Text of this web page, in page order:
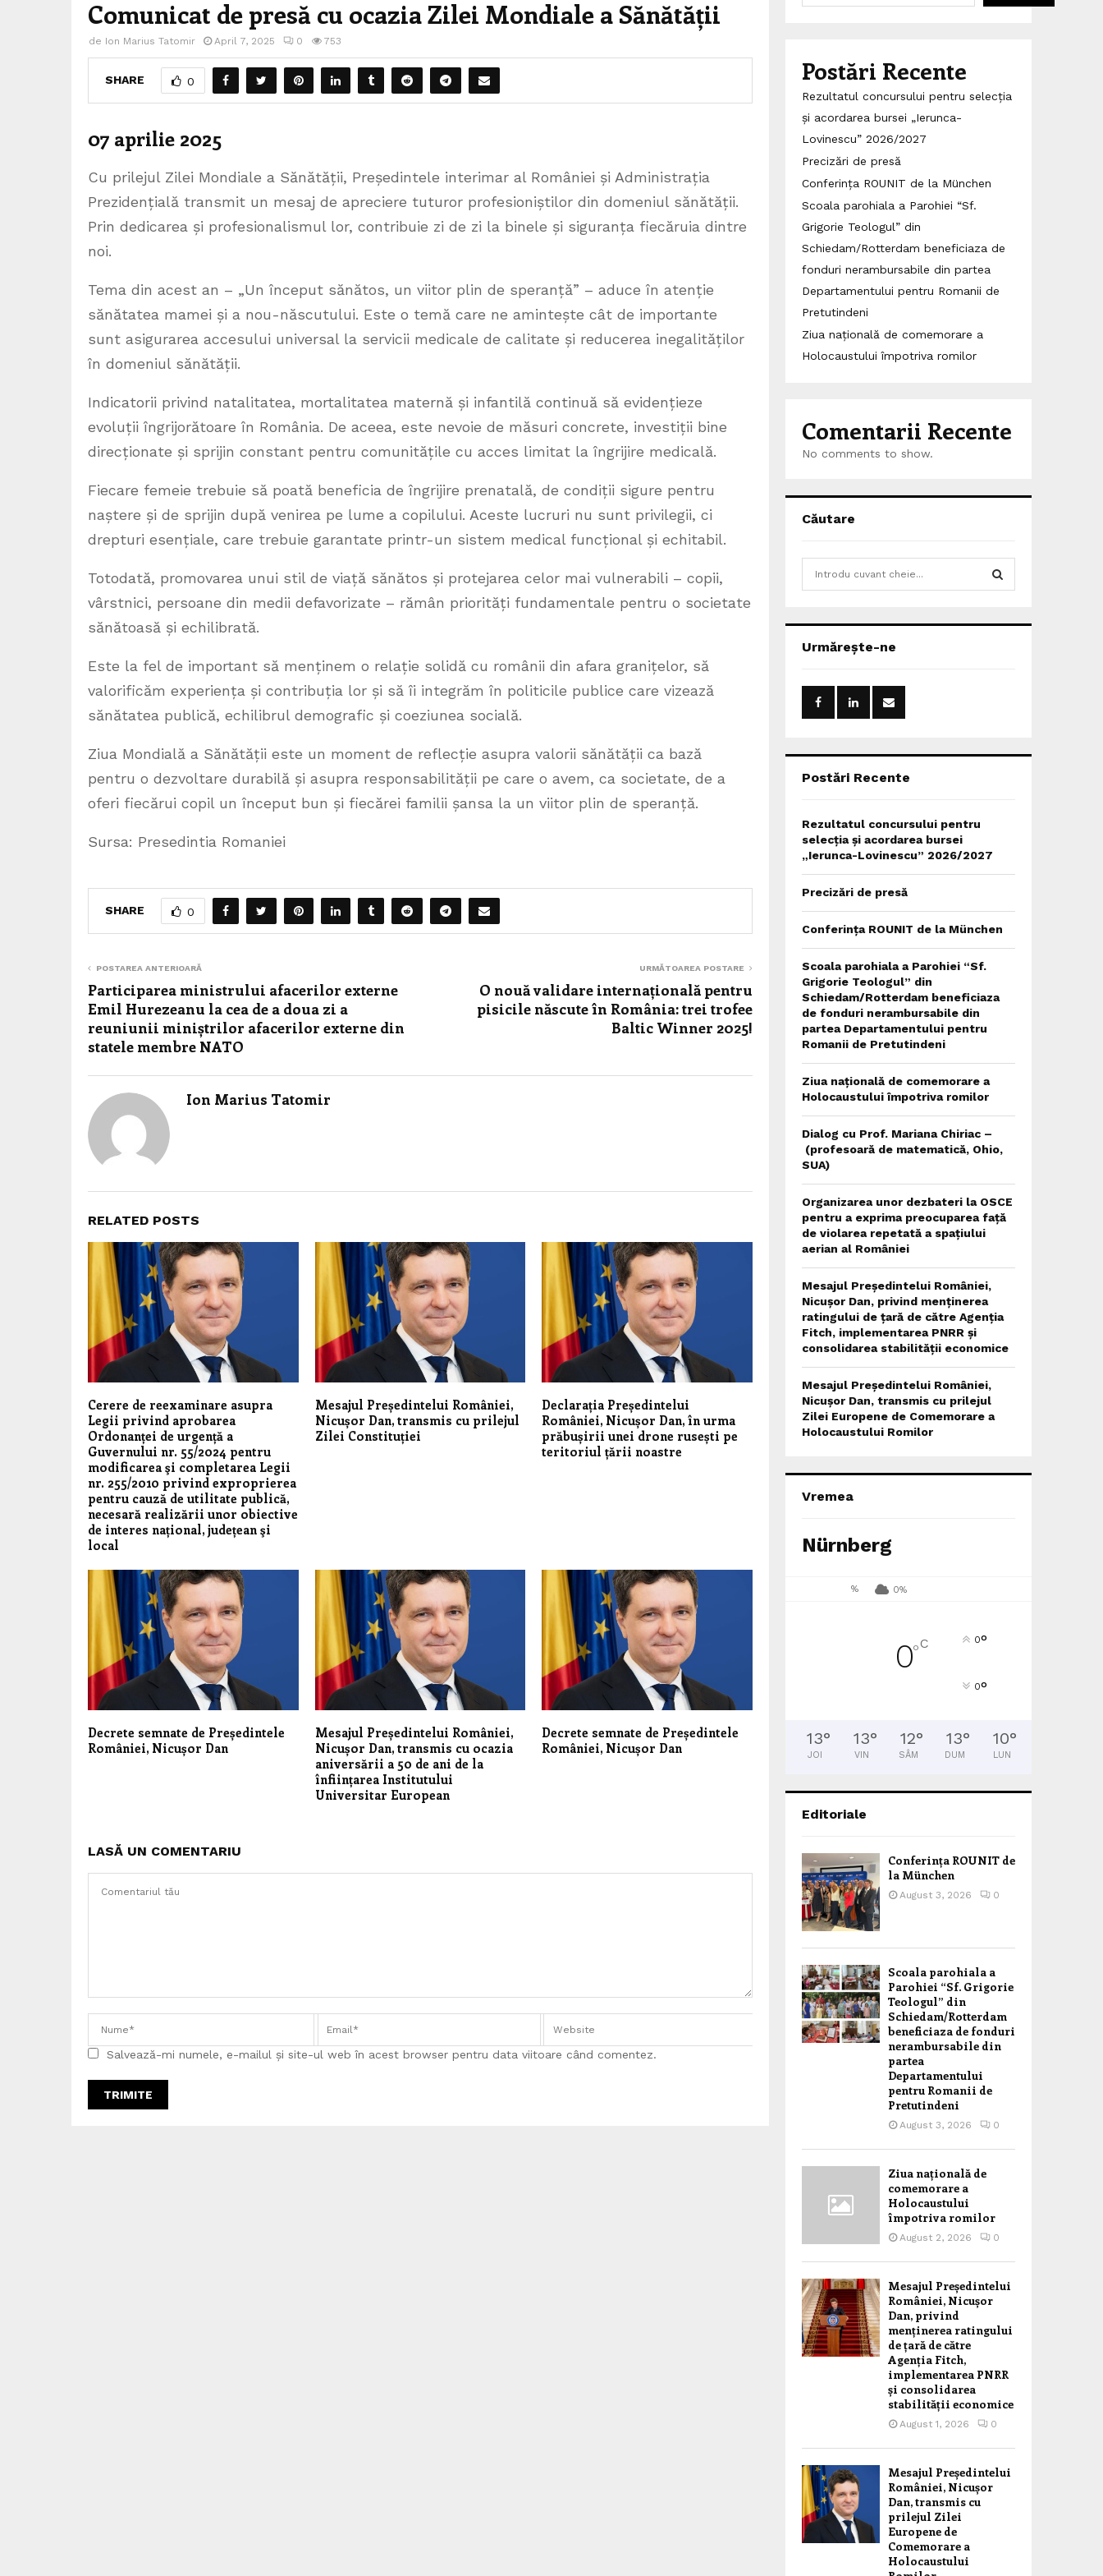
Comunicat de presă cu ocazia Zilei Mondiale a Sănătății
de Ion Marius Tatomir April 7, 2025 0 753
SHARE 0
07 aprilie 2025
Cu prilejul Zilei Mondiale a Sănătății, Președintele interimar al României și Administrația
Prezidențială transmit un mesaj de apreciere tuturor profesioniștilor din domeniul sănătății.
Prin dedicarea și profesionalismul lor, contribuie zi de zi la binele și siguranța fiecăruia dintre
noi.
Tema din acest an – „Un început sănătos, un viitor plin de speranță” – aduce în atenție
sănătatea mamei și a nou-născutului. Este o temă care ne amintește cât de importante
sunt asigurarea accesului universal la servicii medicale de calitate și reducerea inegalităților
în domeniul sănătății.
Indicatorii privind natalitatea, mortalitatea maternă și infantilă continuă să evidențieze
evoluții îngrijorătoare în România. De aceea, este nevoie de măsuri concrete, investiții bine
direcționate și sprijin constant pentru comunitățile cu acces limitat la îngrijire medicală.
Fiecare femeie trebuie să poată beneficia de îngrijire prenatală, de condiții sigure pentru
naștere și de sprijin după venirea pe lume a copilului. Aceste lucruri nu sunt privilegii, ci
drepturi esențiale, care trebuie garantate printr-un sistem medical funcțional și echitabil.
Totodată, promovarea unui stil de viață sănătos și protejarea celor mai vulnerabili – copii,
vârstnici, persoane din medii defavorizate – rămân priorități fundamentale pentru o societate
sănătoasă și echilibrată.
Este la fel de important să menținem o relație solidă cu românii din afara granițelor, să
valorificăm experiența și contribuția lor și să îi integrăm în politicile publice care vizează
sănătatea publică, echilibrul demografic și coeziunea socială.
Ziua Mondială a Sănătății este un moment de reflecție asupra valorii sănătății ca bază
pentru o dezvoltare durabilă și asupra responsabilității pe care o avem, ca societate, de a
oferi fiecărui copil un început bun și fiecărei familii șansa la un viitor plin de speranță.
Sursa: Presedintia Romaniei
SHARE 0
POSTAREA ANTERIOARĂ
Participarea ministrului afacerilor externe
Emil Hurezeanu la cea de a doua zi a
reuniunii miniștrilor afacerilor externe din
statele membre NATO
URMĂTOAREA POSTARE
O nouă validare internațională pentru
pisicile născute în România: trei trofee
Baltic Winner 2025!
Ion Marius Tatomir
RELATED POSTS
Cerere de reexaminare asupra
Legii privind aprobarea
Ordonanței de urgență a
Guvernului nr. 55/2024 pentru
modificarea şi completarea Legii
nr. 255/2010 privind exproprierea
pentru cauză de utilitate publică,
necesară realizării unor obiective
de interes național, județean şi
local
Mesajul Președintelui României,
Nicușor Dan, transmis cu prilejul
Zilei Constituției
Declarația Președintelui
României, Nicușor Dan, în urma
prăbușirii unei drone rusești pe
teritoriul țării noastre
Decrete semnate de Președintele
României, Nicușor Dan
Mesajul Președintelui României,
Nicușor Dan, transmis cu ocazia
aniversării a 50 de ani de la
înființarea Institutului
Universitar European
Decrete semnate de Președintele
României, Nicușor Dan
LASĂ UN COMENTARIU
Salvează-mi numele, e-mailul și site-ul web în acest browser pentru data viitoare când comentez.
Postări Recente
Rezultatul concursului pentru selecția
și acordarea bursei „Ierunca-
Lovinescu” 2026/2027
Precizări de presă
Conferința ROUNIT de la München
Scoala parohiala a Parohiei “Sf.
Grigorie Teologul” din
Schiedam/Rotterdam beneficiaza de
fonduri nerambursabile din partea
Departamentului pentru Romanii de
Pretutindeni
Ziua națională de comemorare a
Holocaustului împotriva romilor
Comentarii Recente
No comments to show.
Căutare
h
o
:
Urmărește-ne
Postări Recente
Rezultatul concursului pentru
selecția și acordarea bursei
„Ierunca-Lovinescu” 2026/2027
Precizări de presă
Conferința ROUNIT de la München
Scoala parohiala a Parohiei “Sf.
Grigorie Teologul” din
Schiedam/Rotterdam beneficiaza
de fonduri nerambursabile din
partea Departamentului pentru
Romanii de Pretutindeni
Ziua națională de comemorare a
Holocaustului împotriva romilor
Dialog cu Prof. Mariana Chiriac –
(profesoară de matematică, Ohio,
SUA)
Organizarea unor dezbateri la OSCE
pentru a exprima preocuparea față
de violarea repetată a spațiului
aerian al României
Mesajul Președintelui României,
Nicușor Dan, privind menținerea
ratingului de țară de către Agenția
Fitch, implementarea PNRR și
consolidarea stabilității economice
Mesajul Președintelui României,
Nicușor Dan, transmis cu prilejul
Zilei Europene de Comemorare a
Holocaustului Romilor
Vremea
Nürnberg
% 0%
0°C 0°
0°
13°
JOI
13°
VIN
12°
SÂM
13°
DUM
10°
LUN
Editoriale
Conferința ROUNIT de
la München
August 3, 2026 0
Scoala parohiala a
Parohiei “Sf. Grigorie
Teologul” din
Schiedam/Rotterdam
beneficiaza de fonduri
nerambursabile din
partea
Departamentului
pentru Romanii de
Pretutindeni
August 3, 2026 0
Ziua națională de
comemorare a
Holocaustului
împotriva romilor
August 2, 2026 0
Mesajul Președintelui
României, Nicușor
Dan, privind
menținerea ratingului
de țară de către
Agenția Fitch,
implementarea PNRR
și consolidarea
stabilității economice
August 1, 2026 0
Mesajul Președintelui
României, Nicușor
Dan, transmis cu
prilejul Zilei
Europene de
Comemorare a
Holocaustului